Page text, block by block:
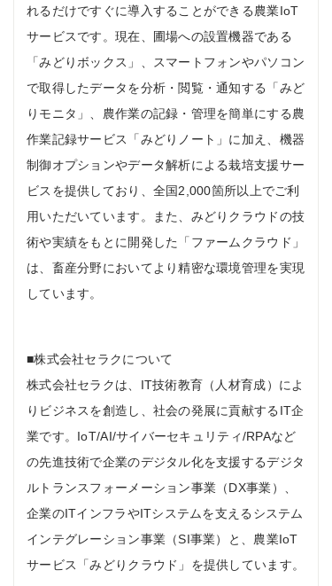
れるだけですぐに導入することができる農業IoT
サービスです。現在、圃場への設置機器である
「みどりボックス」、スマートフォンやパソコン
で取得したデータを分析・閲覧・通知する「みど
りモニタ」、農作業の記録・管理を簡単にする農
作業記録サービス「みどりノート」に加え、機器
制御オプションやデータ解析による栽培支援サー
ビスを提供しており、全国2,000箇所以上でご利
用いただいています。また、みどりクラウドの技
術や実績をもとに開発した「ファームクラウド」
は、畜産分野においてより精密な環境管理を実現
しています。
■株式会社セラクについて
株式会社セラクは、IT技術教育（⼈材育成）によ
りビジネスを創造し、社会の発展に貢献するIT企
業です。IoT/AI/サイバーセキュリティ/RPAなど
の先進技術で企業のデジタル化を支援するデジタ
ルトランスフォーメーション事業（DX事業）、
企業のITインフラやITシステムを支えるシステム
インテグレーション事業（SI事業）と、農業IoT
サービス「みどりクラウド」を提供しています。